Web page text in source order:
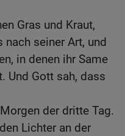
Gras und Kraut,
nach seiner Art, und
in denen ihr Same
Und Gott sah, dass
der dritte Tag.
Lichter an der